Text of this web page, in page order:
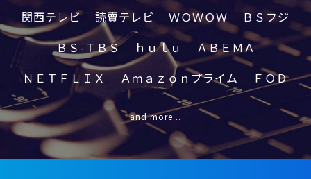
関西テレビ
読賣テレビ ＷＯＷＯＷ
ＢＳフジ
ＢＳ-ＴＢＳ
ｈｕｌｕ
ＡＢＥＭＡ
ＮＥＴＦＬＩＸ
Ａｍａｚｏｎプライム ＦＯＤ
and more...